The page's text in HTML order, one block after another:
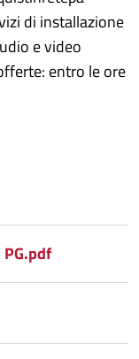
di installazione
e video
entro le ore